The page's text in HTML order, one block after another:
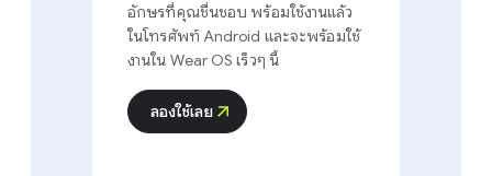
อักษรที่คุณชื่นชอบ พร้อมใช้งานแล้ว
ในโทรศัพท์ Android และจะพร้อมใช้
งานใน Wear OS เร็วๆ นี้
ลองใช้เลย